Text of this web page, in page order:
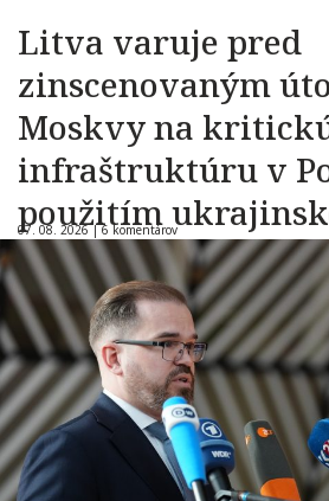
Litva varuje pred
zinscenovaným
Moskvy na
infraštruktúru v
použitím
07. 08. 2026 |6 komentárov